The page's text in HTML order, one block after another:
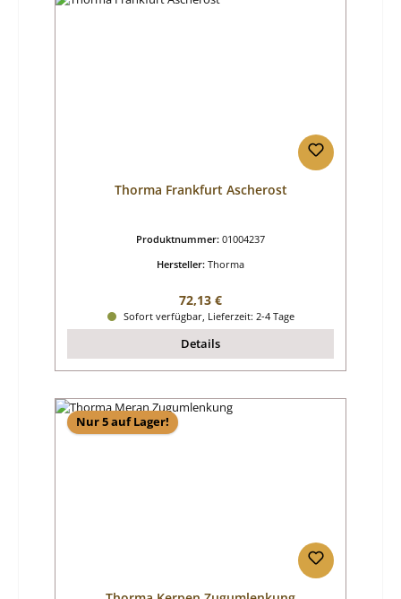
Thorma Frankfurt Ascherost
Produktnummer: 01004237
Hersteller: Thorma
Regulärer Preis:
72,13 €
Sofort verfügbar, Lieferzeit: 2-4 Tage
Details
Nur 5 auf Lager!